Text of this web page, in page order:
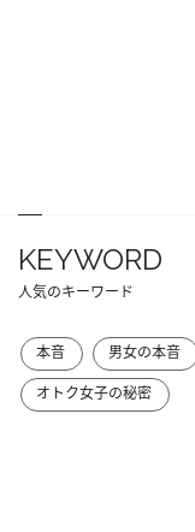
KEYWORD
人気のキーワード
本音 男女の本音
オトク女子の秘密